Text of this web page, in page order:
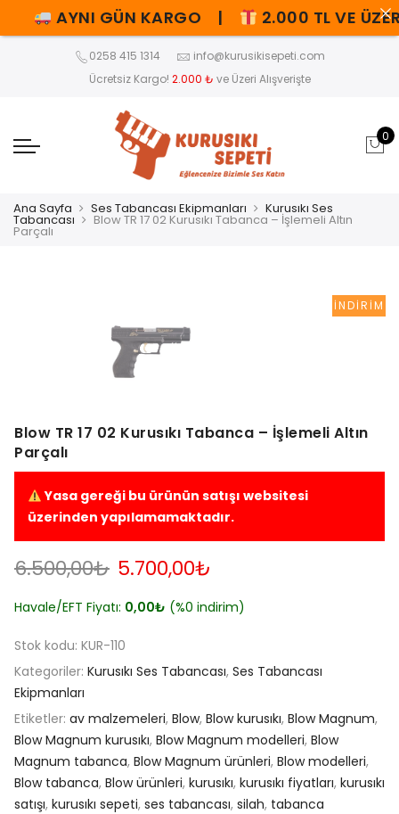
0258 415 1314
info@kurusikisepeti.com
Ücretsiz Kargo! 2.000 ₺ ve Üzeri Alışverişte
0
Ana Sayfa Ses Tabancası Ekipmanları Kurusıkı Ses
Tabancası Blow TR 17 02 Kurusıkı Tabanca – İşlemeli Altın
Parçalı
İNDIRIM
Blow TR 17 02 Kurusıkı Tabanca – İşlemeli Altın
Parçalı
Yasa gereği bu ürünün satışı websitesi
üzerinden yapılamamaktadır.
6.500,00₺ Orijinal
6.500,00₺.
5.700,00₺
fiyat:
Havale/EFT Fiyatı: 0,00₺ (%0 indirim)
Stok kodu: KUR-110
Kategoriler: Kurusıkı Ses Tabancası, Ses Tabancası
Ekipmanları
Etiketler: av malzemeleri, Blow, Blow kurusıkı, Blow Magnum,
Blow Magnum kurusıkı, Blow Magnum modelleri, Blow
Magnum tabanca, Blow Magnum ürünleri, Blow modelleri,
Blow tabanca, Blow ürünleri, kurusıkı, kurusıkı fiyatları, kurusıkı
satışı, kurusıkı sepeti, ses tabancası, silah, tabanca
AYNI GÜN KARGO | 2.000 TL VE